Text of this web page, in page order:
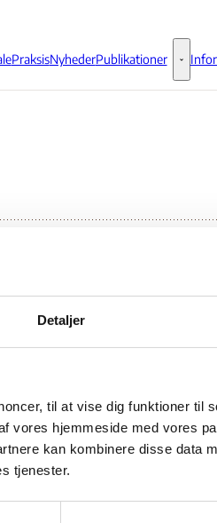
Detaljer
til at vise dig funktioner til
vores hjemmeside med vores
kan kombinere disse data
tjenester.
PraksisNyhederPublikationer
of State (USDoS)